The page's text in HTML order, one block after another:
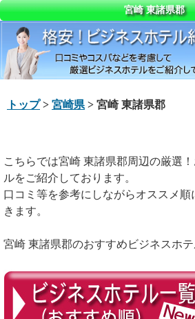
宮崎 東諸県郡
トップ> 宮崎県 > 宮崎 東諸県郡
こちらでは宮崎 東諸県郡周辺の厳選
ルをご紹介しております。
口コミ等を参考にしながらオススメ
きます。
宮崎 東諸県郡のおすすめビジネスホテ